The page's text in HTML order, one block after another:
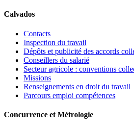
Calvados
Contacts
Inspection du travail
Dépôts et publicité des accords
Conseillers du salarié
Secteur agricole : conventions
Missions
Renseignements en droit du travail
Parcours emploi compétences
Concurrence et Métrologie